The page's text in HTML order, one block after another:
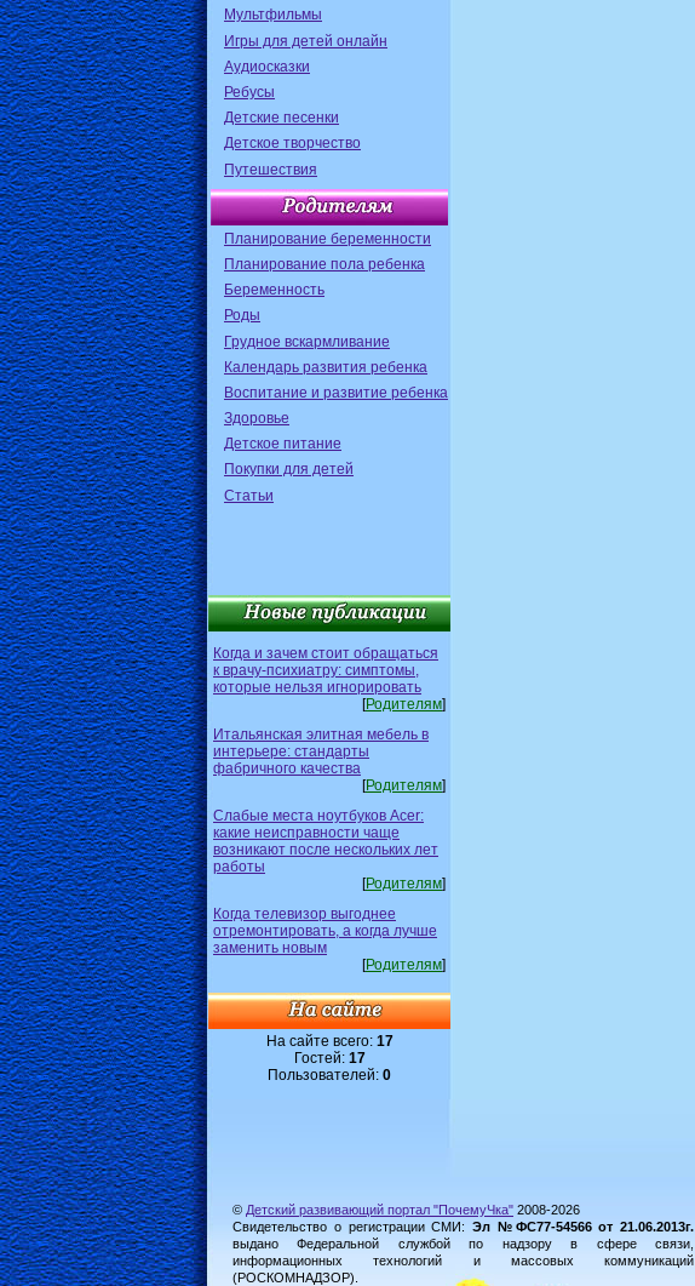
Мультфильмы
Игры для детей онлайн
Аудиосказки
Ребусы
Детские песенки
Детское творчество
Путешествия
Планирование беременности
Планирование пола ребенка
Беременность
Роды
Грудное вскармливание
Календарь развития ребенка
Воспитание и развитие ребенка
Здоровье
Детское питание
Покупки для детей
Статьи
Когда и зачем стоит обращаться
к врачу-психиатру: симптомы,
которые нельзя игнорировать
[Родителям]
Итальянская элитная мебель в
интерьере: стандарты
фабричного качества
[Родителям]
Слабые места ноутбуков Acer:
какие неисправности чаще
возникают после нескольких лет
работы
[Родителям]
Когда телевизор выгоднее
отремонтировать, а когда лучше
заменить новым
[Родителям]
На сайте всего: 17
Гостей: 17
Пользователей: 0
© Детский развивающий портал "ПочемуЧка" 2008-2026
Свидетельство о регистрации СМИ: Эл №ФС77-54566 от 21.06.2013г.
выдано Федеральной службой по надзору в сфере связи,
информационных технологий и массовых коммуникаций
(РОСКОМНАДЗОР).